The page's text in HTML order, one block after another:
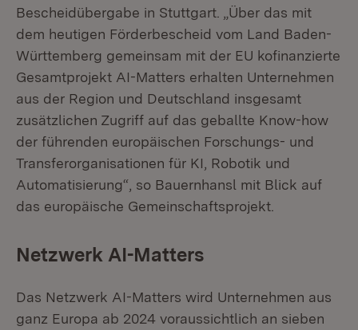
Bescheidübergabe in Stuttgart. „Über das mit
dem heutigen Förderbescheid vom Land Baden-
Württemberg gemeinsam mit der EU kofinanzierte
Gesamtprojekt AI-Matters erhalten Unternehmen
aus der Region und Deutschland insgesamt
zusätzlichen Zugriff auf das geballte Know-how
der führenden europäischen Forschungs- und
Transferorganisationen für KI, Robotik und
Automatisierung“, so Bauernhansl mit Blick auf
das europäische Gemeinschaftsprojekt.
Netzwerk AI-Matters
Das Netzwerk AI-Matters wird Unternehmen aus
ganz Europa ab 2024 voraussichtlich an sieben